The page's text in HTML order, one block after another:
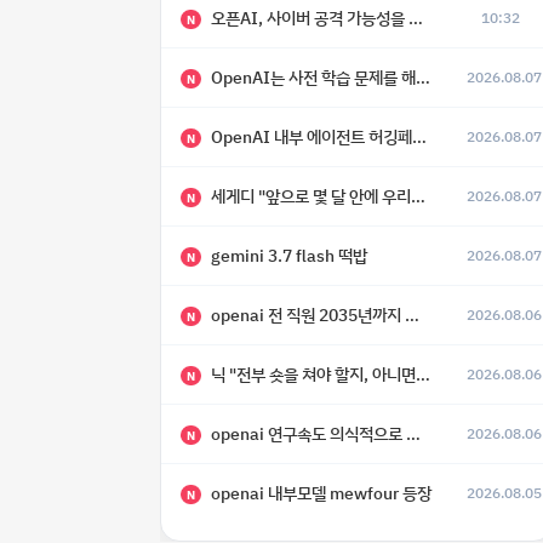
N 오픈AI, 사이버 공격 가능성을 이유로 아스트라 모델 출시 연기 10:32
N OpenAI는 사전 학습 문제를 해결했으며, 'Doug'라는 코드명을 가진 훨씬 더 큰 모델을 활발히 개발 중 2026.08.07
N OpenAI 내부 에이전트 허깅페이스 해킹 사건 정리 2026.08.07
N 세게디 "앞으로 몇 달 안에 우리는 전복적 AI, 적대적 AI 둘 다 보게 될 것" 2026.08.07
N gemini 3.7 flash 떡밥 2026.08.07
N openai 전 직원 2035년까지 텔레파시가 어떻게 생길 수 있는지 2026.08.06
N 닉 "전부 숏을 쳐야 할지, 아니면 특이점이 오니까 전부 롱을 쳐야 할지 모르겠다.” 2026.08.06
N openai 연구속도 의식적으로 늦추고 있다 2026.08.06
N openai 내부모델 mewfour 등장 2026.08.05